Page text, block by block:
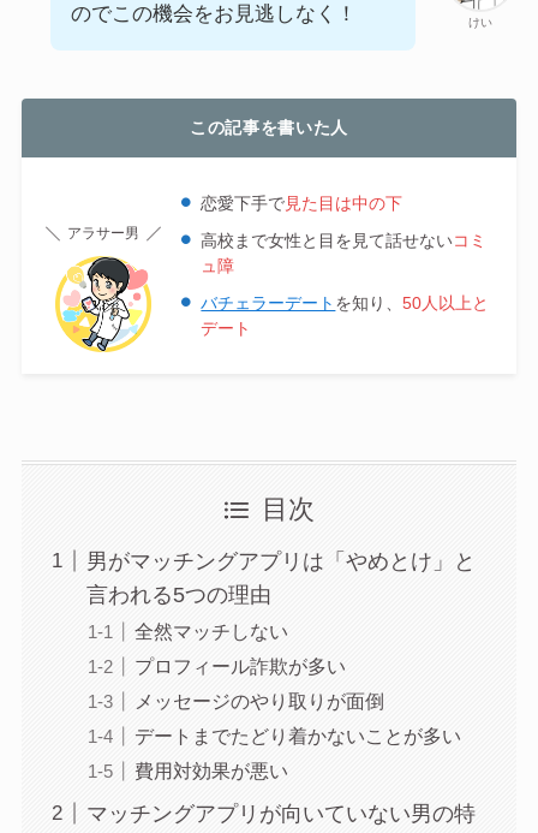
けい
のでこの機会をお見逃しなく！
この記事を書いた人
恋愛下手で見た目は中の下
高校まで女性と目を見て話せないコミ
ュ障
バチェラーデート を知り、50人以上と
デート
アラサー男
目次
男がマッチングアプリは「やめとけ」と
言われる5つの理由
全然マッチしない
プロフィール詐欺が多い
メッセージのやり取りが面倒
デートまでたどり着かないことが多い
費用対効果が悪い
マッチングアプリが向いていない男の特